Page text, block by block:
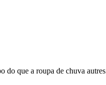
do que a roupa de chuva